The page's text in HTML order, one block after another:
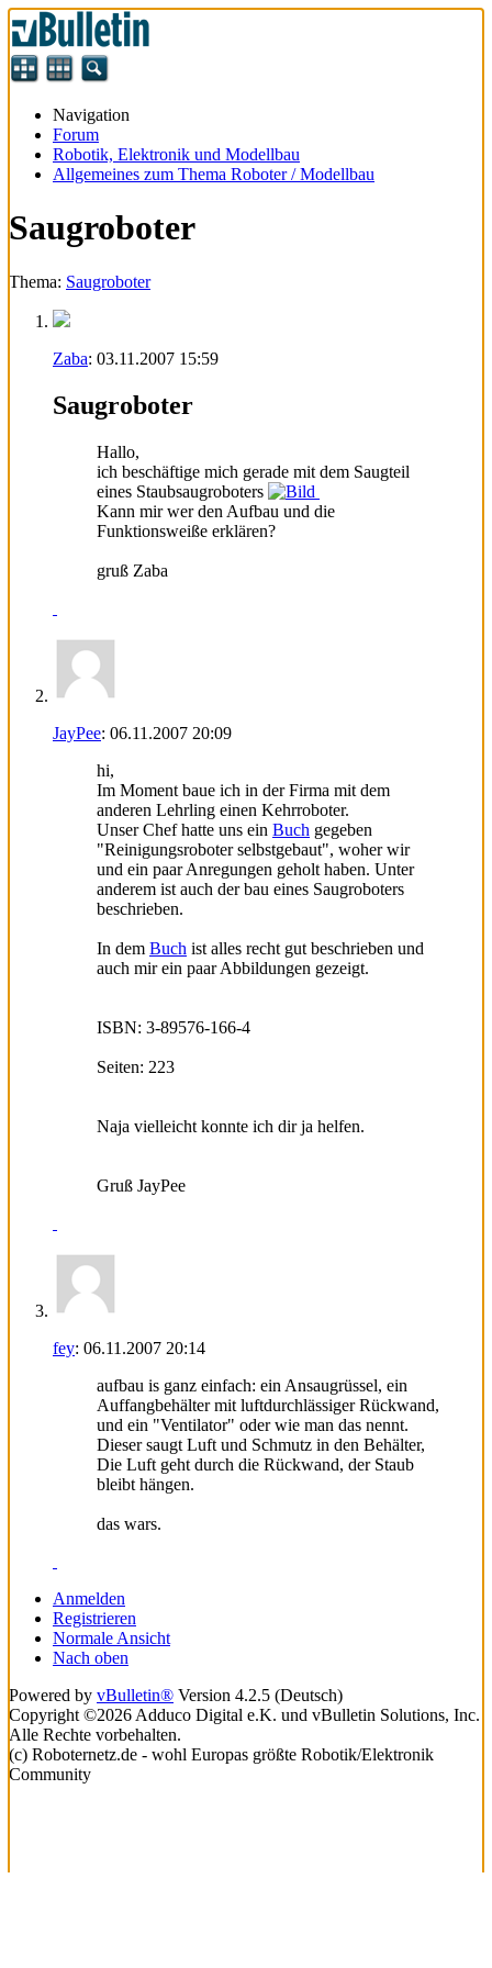
Navigation
Forum
Robotik, Elektronik und Modellbau
Allgemeines zum Thema Roboter / Modellbau
Saugroboter
Thema: Saugroboter
Zaba: 03.11.2007 15:59
Saugroboter
Hallo,
ich beschäftige mich gerade mit dem Saugteil
eines Staubsaugroboters
Kann mir wer den Aufbau und die
Funktionsweiße erklären?
gruß Zaba
JayPee: 06.11.2007 20:09
hi,
Im Moment baue ich in der Firma mit dem
anderen Lehrling einen Kehrroboter.
Unser Chef hatte uns ein Buch gegeben
"Reinigungsroboter selbstgebaut", woher wir
und ein paar Anregungen geholt haben. Unter
anderem ist auch der bau eines Saugroboters
beschrieben.
In dem Buch ist alles recht gut beschrieben und
auch mir ein paar Abbildungen gezeigt.
ISBN: 3-89576-166-4
Seiten: 223
Naja vielleicht konnte ich dir ja helfen.
Gruß JayPee
fey: 06.11.2007 20:14
aufbau is ganz einfach: ein Ansaugrüssel, ein
Auffangbehälter mit luftdurchlässiger Rückwand,
und ein "Ventilator" oder wie man das nennt.
Dieser saugt Luft und Schmutz in den Behälter,
Die Luft geht durch die Rückwand, der Staub
bleibt hängen.
das wars.
Anmelden
Registrieren
Normale Ansicht
Nach oben
Powered by vBulletin® Version 4.2.5 (Deutsch)
Copyright ©2026 Adduco Digital e.K. und vBulletin Solutions, Inc.
Alle Rechte vorbehalten.
(c) Roboternetz.de - wohl Europas größte Robotik/Elektronik
Community